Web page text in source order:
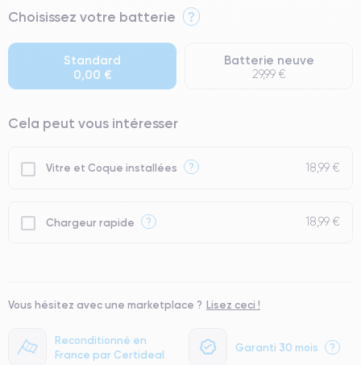
Reconditionné en
France par Certideal
Garanti 30 mois ?
⭐ Premium
● Batterie : usage intensif.
● Seuls 5% de nos téléphones ont un grade Premium.
Choisissez votre batterie ?
Standard
0,00 €
Batterie neuve
29,99 €
Cela peut vous intéresser
Vitre et Coque installées ? 18,99 €
Chargeur rapide ? 18,99 €
Vous hésitez avec une marketplace ? Lisez ceci !